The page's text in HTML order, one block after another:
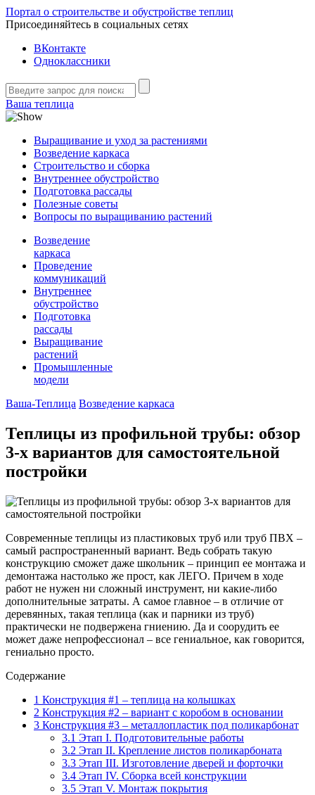
Портал о строительстве и обустройстве теплиц
Присоединяйтесь в социальных сетях
ВКонтакте
Одноклассники
Ваша теплица
Выращивание и уход за растениями
Возведение каркаса
Строительство и сборка
Внутреннее обустройство
Подготовка рассады
Полезные советы
Вопросы по выращиванию растений
Возведение
каркаса
Проведение
коммуникаций
Внутреннее
обустройство
Подготовка
рассады
Выращивание
растений
Промышленные
модели
Ваша-Теплица Возведение каркаса
Теплицы из профильной трубы: обзор
3-х вариантов для самостоятельной
постройки
Современные теплицы из пластиковых труб или труб ПВХ –
самый распространенный вариант. Ведь собрать такую
конструкцию сможет даже школьник – принцип ее монтажа и
демонтажа настолько же прост, как ЛЕГО. Причем в ходе
работ не нужен ни сложный инструмент, ни какие-либо
дополнительные затраты. А самое главное – в отличие от
деревянных, такая теплица (как и парники из труб)
практически не подвержена гниению. Да и соорудить ее
может даже непрофессионал – все гениальное, как говорится,
гениально просто.
Содержание
1 Конструкция #1 – теплица на колышках
2 Конструкция #2 – вариант с коробом в основании
3 Конструкция #3 – металлопластик под поликарбонат
3.1 Этап I. Подготовительные работы
3.2 Этап II. Крепление листов поликарбоната
3.3 Этап III. Изготовление дверей и форточки
3.4 Этап IV. Сборка всей конструкции
3.5 Этап V. Монтаж покрытия